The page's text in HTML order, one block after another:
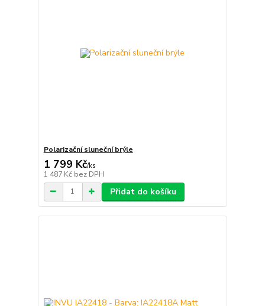
Polarizační sluneční brýle
1 799 Kč/ks
1 487 Kč bez DPH
Přidat do košíku